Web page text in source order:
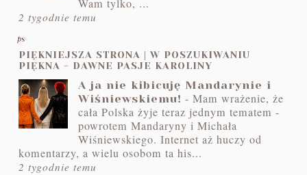
Wam tylko, ...
2 tygodnie temu
PIĘKNIEJSZA STRONA | W POSZUKIWANIU
PIĘKNA - DAWNE PASJE KAROLINY
A ja nie kibicuję Mandarynie i
Wiśniewskiemu! -Mam wrażenie, że
cała Polska żyje teraz jednym tematem -
powrotem Mandaryny i Michała
Wiśniewskiego. Internet aż huczy od
komentarzy, a wielu osobom ta his...
2 tygodnie temu